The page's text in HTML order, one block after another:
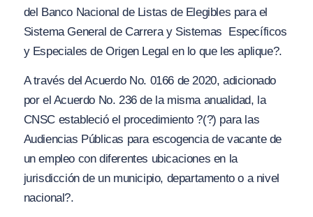
del Banco Nacional de Listas de Elegibles para el
Sistema General de Carrera y Sistemas Específicos
y Especiales de Origen Legal en lo que les aplique?.
A través del Acuerdo No. 0166 de 2020, adicionado
por el Acuerdo No. 236 de la misma anualidad, la
CNSC establecióel procedimiento ?(?) para las
Audiencias Públicas para escogencia de vacante de
un empleo con diferentes ubicaciones en la
jurisdicción de un municipio, departamento o a nivel
nacional?.